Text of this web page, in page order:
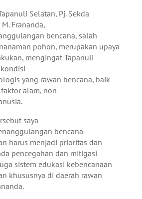
Selatan, Pj. Sekda
Frananda,
bencana, salah
pohon, merupakan upaya
mengingat Tapanuli
yang rawan bencana, baik
alam, non-
saya
bencana
harus menjadi prioritas dan
pencegahan dan mitigasi
sistem edukasi kebencanaan
khususnya di daerah rawan